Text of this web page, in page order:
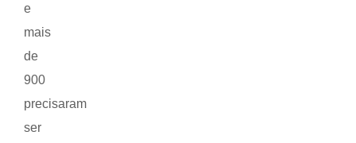
e
mais
de
900
precisaram
ser